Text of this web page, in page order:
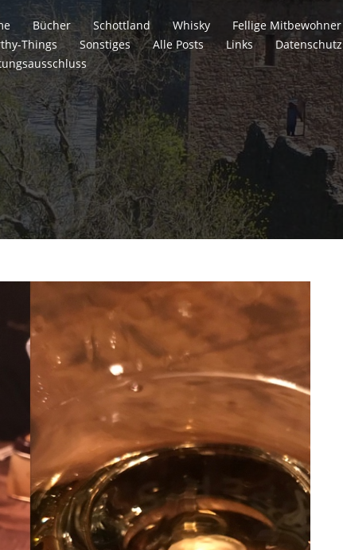
Bücher Schottland Whisky Fellige Mitbewohner
Things
Sonstiges Alle Posts Links Datenschutz